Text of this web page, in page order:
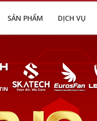
SẢN PHẨM DỊCH VỤ